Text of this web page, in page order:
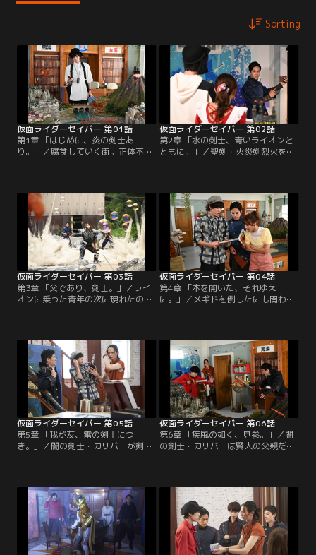
Sorting
仮面ライダーセイバー 第01話
第1章 「はじめに、炎の剣士あ
り。」／腐食していく街。正体不明
の神山飛羽真は15年前から同じ夢を
見ている。成長した自分の手には夢
に出てきた赤い本がある。ただの夢
とは思えない不思議な夢。何か大事
なものを失くしているのではないか
という喪失感。
仮面ライダーセイバー 第02話
第2章 「水の剣士、青いライオンと
ともに。」／聖剣・火炎剣烈火を手
羽真の前に現れたのは、古より“力
を持つ本”（ワンダーライドブッ
ク）を守ってきた組織・ソード・オ
ブ・ロゴスの剣士・新堂倫太郎だっ
た。
仮面ライダーセイバー 第03話
第3章 「父であり、剣士。」／ライ
オンに乗った青年の次に現れたのは
人は飛羽真の幼なじみだった。飛羽
真が見る夢、15年前の出来事の何か
を知っているのか…。さらに異変に
駆けつけた飛羽真と倫太郎の前に新
たな剣士が現れる。
仮面ライダーセイバー 第04話
第4章 「本を開いた、それゆえ
に。」／メギドを倒したにも関わら
し、その言葉が逆に尾上の逆鱗に触
れる。「お前に、俺の！親の気持ち
がわかるのか！」それでも、絶対に
約束は守ります、と言い残し出て行
く飛羽真。イライラがおさまらない
尾上に賢人があることを告げる。
仮面ライダーセイバー 第05話
第5章 「我が友、雷の剣士につ
き。」／闇の剣士・カリバーが剣士
たちの前に姿を表した。15年前に組
出現に剣士たちが色めき立つ。そん
な中、一人静かに思いを巡らせる賢
人。賢人の様子を気にしつつも新た
な異変に向かう飛羽真。そして、カ
リバーの登場が賢人の何かに火をつ
ける---。
仮面ライダーセイバー 第06話
第6章 「疾風の如く、見参。」／闇
の剣士・カリバーは賢人の父親だっ
り年下の緋道蓮に格下扱いされて内
心穏やかではない飛羽真。賢人を慕
う蓮は、飛羽真が賢人の幼馴染みだ
と知りライバル心を燃やす。そんな
中、ストリウスとデザストが動き出
し飛羽真に迫る。